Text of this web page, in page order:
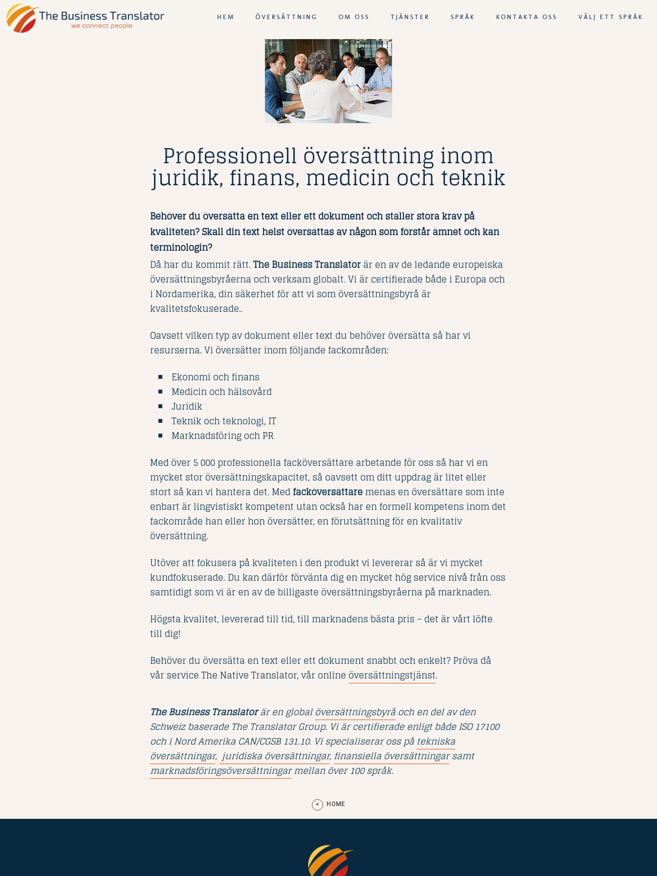
HEM ÖVERSÄTTNING OM OSS TJÄNSTER SPRÅK KONTAKTA OSS VÄLJ ETT SPRÅK
Professionell översättning inom
juridik, finans, medicin och teknik
Behöver du översätta en text eller ett dokument och ställer stora krav på
kvaliteten? Skall din text helst översättas av någon som förstår ämnet och kan
terminologin?
Då har du kommit rätt.The Business Translatorär en av de ledande europeiska
översättningsbyråerna och verksam globalt. Vi är certifierade både i Europa och
i Nordamerika, din säkerhet för att vi som översättningsbyrå är
kvalitetsfokuserade..
Oavsett vilken typ av dokument eller text du behöver översätta så har vi
resurserna. Vi översätter inom följande fackområden:
Ekonomi och finans
Medicin och hälsovård
Juridik
Teknik och teknologi, IT
Marknadsföring och PR
Med över 5 000 professionella facköversättare arbetande för oss så har vi en
mycket stor översättningskapacitet, så oavsett om ditt uppdrag är litet eller
stort så kan vi hantera det. Medfacköversättaremenas en översättare som inte
enbart är lingvistiskt kompetent utan också har en formell kompetens inom det
fackområde han eller hon översätter, en förutsättning för en kvalitativ
översättning.
Utöver att fokusera på kvaliteten i den produkt vi levererar så är vi mycket
kundfokuserade. Du kan därför förvänta dig en mycket hög service nivå från oss
samtidigt som vi är en av de billigaste översättningsbyråerna på marknaden.
Högsta kvalitet, levererad till tid, till marknadens bästa pris – det är vårt löfte
till dig!
Behöver du översätta en text eller ett dokument snabbt och enkelt? Pröva då
vår service The Native Translator, vår online översättningstjänst.
The Business Translatorär en globalöversättningsbyrå och en del av den
Schweiz baserade The Translator Group. Vi är certifierade enligt både ISO 17100
och i Nord Amerika CAN/CGSB 131.10. Vi specialiserar oss på tekniska
översättningar, juridiska översättningar,finansiella översättningarsamt
marknadsföringsöversättningarmellan över 100 språk.
HOME